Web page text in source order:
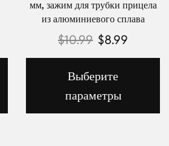
мм, зажим для трубки прицела
из алюминиевого сплава
$10.99 $8.99
Выберите
параметры